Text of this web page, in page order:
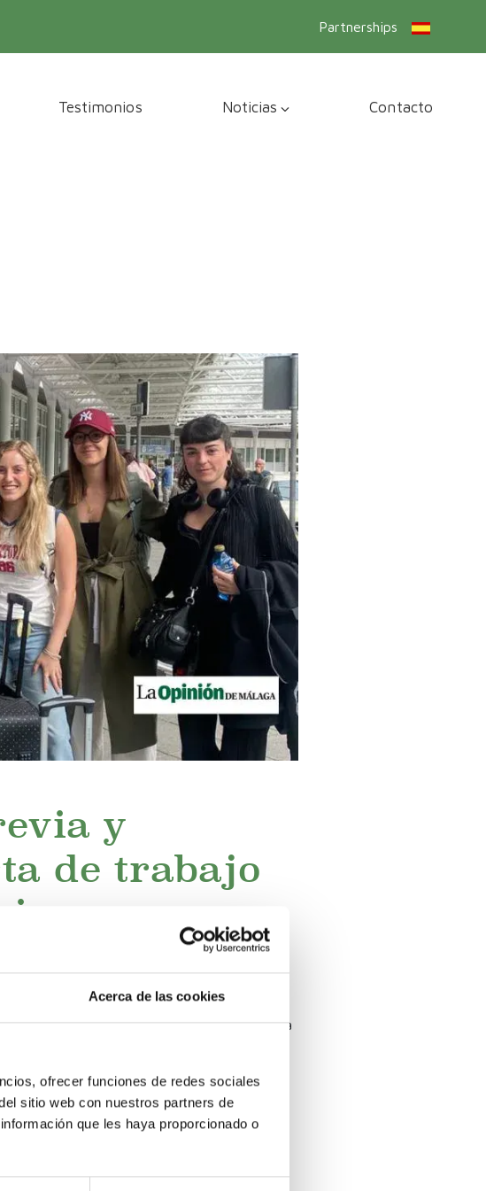
Acerca de las cookies
ofrecer funciones de redes sociales
sitio web con nuestros partners de
que les haya proporcionado o
Partnerships
Testimonios Noticias Contacto
y
de trabajo
el reto de buscar trabajo en otros países de
de maestra infantil en el extranjerouna